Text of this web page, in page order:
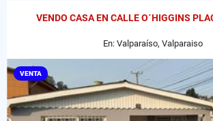
VENDO CASA EN CALLE O´HIGGINS
En: Valparaíso, Valparaiso
VENTA